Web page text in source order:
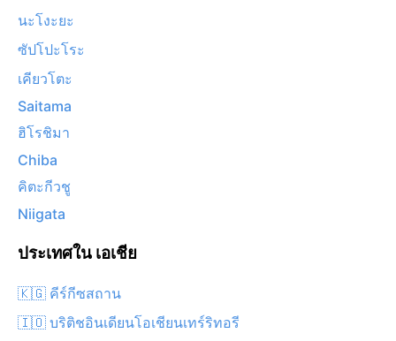
นะโงะยะ
ซัปโปะโระ
เคียวโตะ
Saitama
ฮิโรชิมา
Chiba
คิตะกีวชู
Niigata
ประเทศใน เอเชีย
🇰🇬 คีร์กีซสถาน
🇮🇴 บริติชอินเดียนโอเชียนเทร์ริทอรี